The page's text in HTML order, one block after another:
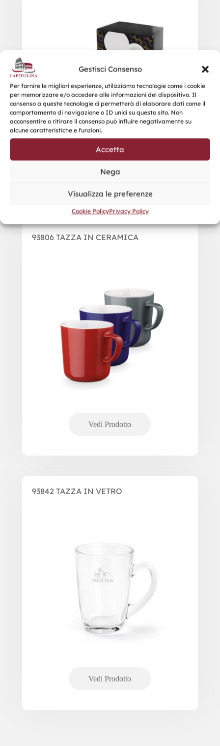
Gestisci Consenso
Per fornire le migliori esperienze, utilizziamo tecnologie come i cookie
per memorizzare e/o accedere alle informazioni del dispositivo. Il
consenso a queste tecnologie ci permetterà di elaborare dati come il
comportamento di navigazione o ID unici su questo sito. Non
acconsentire o ritirare il consenso può influire negativamente su
alcune caratteristiche e funzioni.
Accetta
Nega
Visualizza le preferenze
Cookie PolicyPrivacy Policy
93806 TAZZA IN CERAMICA
93842 TAZZA IN VETRO